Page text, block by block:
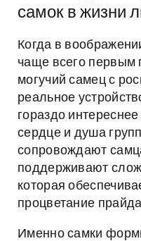
самок в жизни
Когда в
чаще всего первым
могучий самец с
реальное
гораздо
сердце и душа
сопровождают
поддерживают
которая
процветание
Именно самки